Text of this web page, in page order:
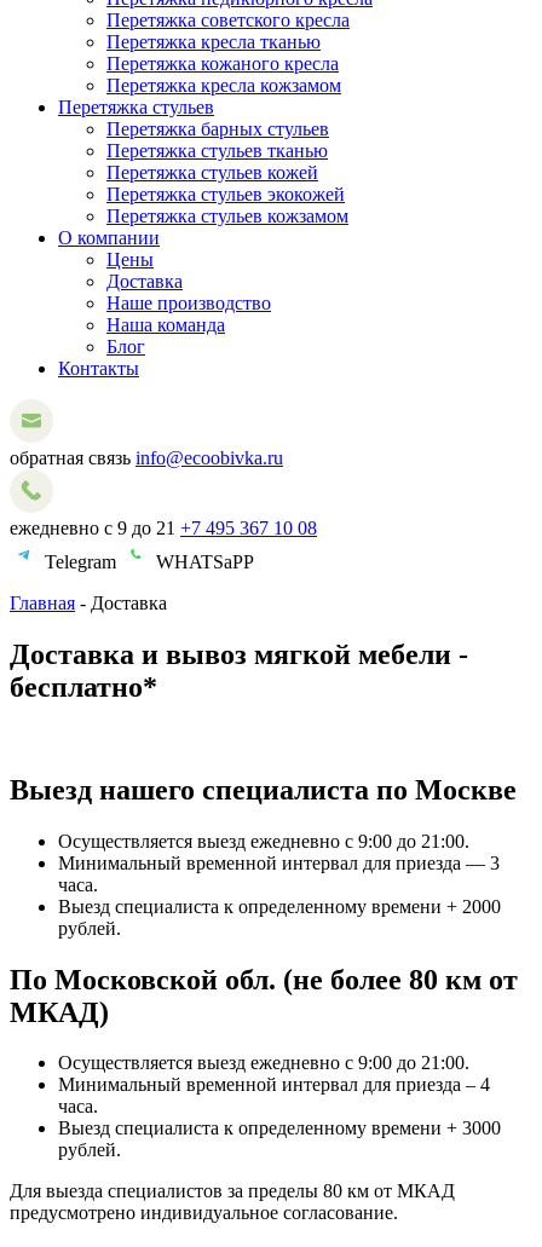
Перетяжка советского кресла
Перетяжка кресла тканью
Перетяжка кожаного кресла
Перетяжка кресла кожзамом
Перетяжка стульев
Перетяжка барных стульев
Перетяжка стульев тканью
Перетяжка стульев кожей
Перетяжка стульев экокожей
Перетяжка стульев кожзамом
О компании
Цены
Доставка
Наше производство
Наша команда
Блог
Контакты
обратная связь info@ecoobivka.ru
ежедневно с 9 до 21 +7 495 367 10 08
Telegram
WHATSaPP
Главная - Доставка
Доставка и вывоз мягкой мебели -
бесплатно*
Выезд нашего специалиста по Москве
Осуществляется выезд ежедневно с 9:00 до 21:00.
Минимальный временной интервал для приезда — 3
часа.
Выезд специалиста к определенному времени + 2000
рублей.
По Московской обл. (не более 80 км от
МКАД)
Осуществляется выезд ежедневно с 9:00 до 21:00.
Минимальный временной интервал для приезда – 4
часа.
Выезд специалиста к определенному времени + 3000
рублей.
Для выезда специалистов за пределы 80 км от МКАД
предусмотрено индивидуальное согласование.